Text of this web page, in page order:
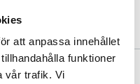
att anpassa innehållet
funktioner
vår trafik. Vi
med unik historia